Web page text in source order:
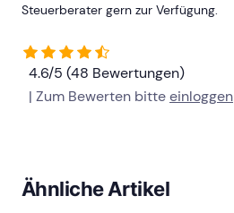
Steuerberater gern zur Verfügung.
4.6/5 (48 Bewertungen)
| Zum Bewerten bitteeinloggen
Ähnliche Artikel